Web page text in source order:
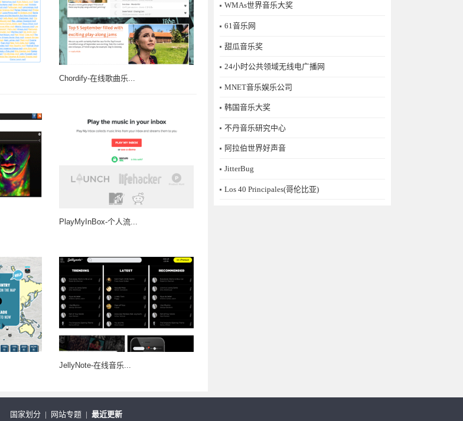
Chordify-在线歌曲乐...
PlayMyInBox-个人流...
JellyNote-在线音乐...
WMAs世界音乐大奖
61音乐网
甜瓜音乐奖
24小时公共领域无线电广播网
MNET音乐娱乐公司
韩国音乐大奖
不丹音乐研究中心
阿拉伯世界好声音
JitterBug
Los 40 Principales(哥伦比亚)
国家划分 | 网站专题 | 最近更新